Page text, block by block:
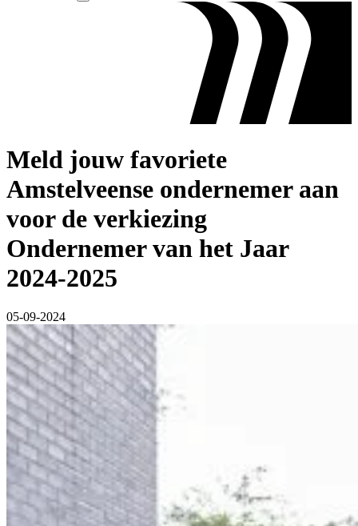
Meld jouw favoriete
Amstelveense ondernemer aan
voor de verkiezing
Ondernemer van het Jaar
2024-2025
05-09-2024